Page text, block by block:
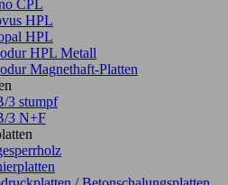
CPL
HPL
HPL
HPL Metall
Magnethaft-Platten
3 stumpf
3 N+F